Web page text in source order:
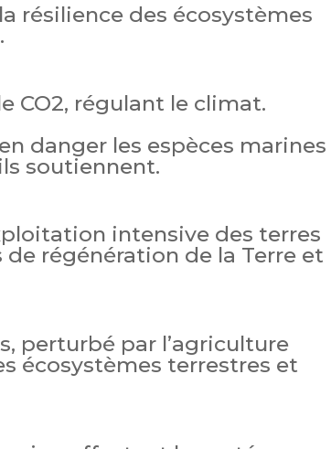
résilience des écosystèmes
CO2, régulant le climat.
danger les espèces marines
soutiennent.
intensive des terres
régénération de la Terre et
perturbé par l’agriculture
écosystèmes terrestres et